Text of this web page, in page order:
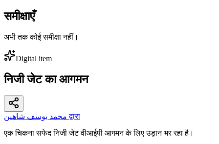
समीक्षाएँ
अभी तक कोई समीक्षा नहीं।
Digital item
निजी जेट का आगमन
محمد يوسف شاهين द्वारा
एक चिकना सफेद निजी जेट वीआईपी आगमन के लिए उड़ान भर रहा है।